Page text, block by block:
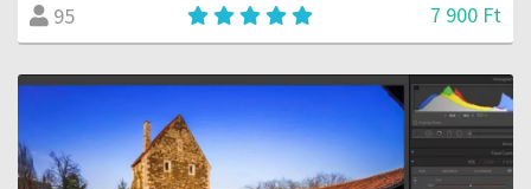
95 7 900 Ft